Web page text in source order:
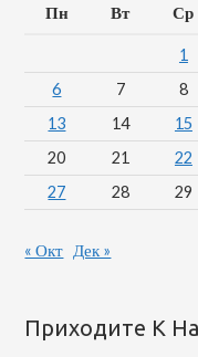
Пн Вт Ср
1
6
7 8
13
14 15
20
21 22
27
28 29
« Окт Дек »
Приходите К